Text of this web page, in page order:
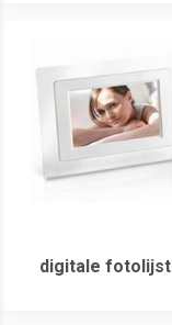
digitale fotolijst